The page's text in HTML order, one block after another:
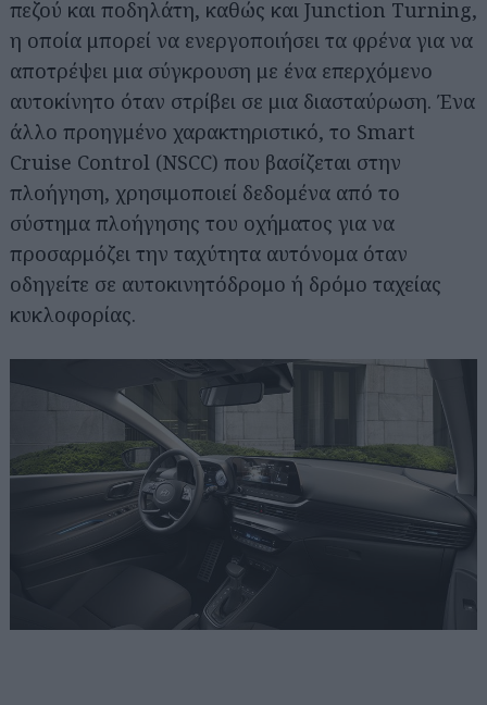
πεζού και ποδηλάτη, καθώς και Junction Turning,
η οποία μπορεί να ενεργοποιήσει τα φρένα για να
αποτρέψει μια σύγκρουση με ένα επερχόμενο
αυτοκίνητο όταν στρίβει σε μια διασταύρωση. Ένα
άλλο προηγμένο χαρακτηριστικό, το Smart
Cruise Control (NSCC) που βασίζεται στην
πλοήγηση, χρησιμοποιεί δεδομένα από το
σύστημα πλοήγησης του οχήματος για να
προσαρμόζει την ταχύτητα αυτόνομα όταν
οδηγείτε σε αυτοκινητόδρομο ή δρόμο ταχείας
κυκλοφορίας.